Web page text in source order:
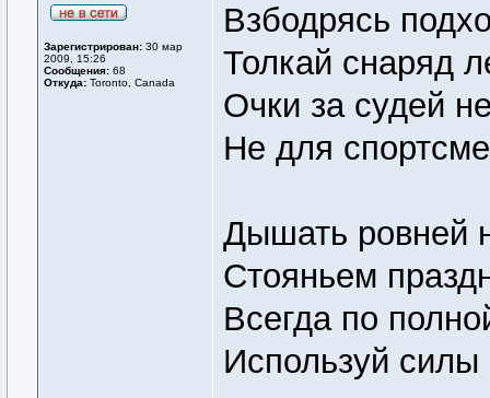
Зарегистрирован: 30 мар
2009, 15:26
Сообщения: 68
Откуда: Toronto, Canada
Взбодрясь
Толкай снаряд
Очки за судей
Не для
Дышать ровней
Стояньем
Всегда по
Используй